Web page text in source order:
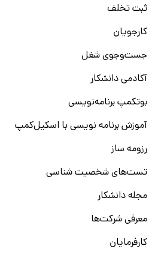
ثبت تخلف
کارجویان
جست‌و‌جوی شغل
آکادمی دانشکار
بوتکمپ برنامه‌نویسی
آموزش برنامه نویسی با اسکیل‌کمپ
رزومه ساز
تست‌های شخصیت شناسی
مجله دانشکار
معرفی شرکت‌ها
کارفرمایان